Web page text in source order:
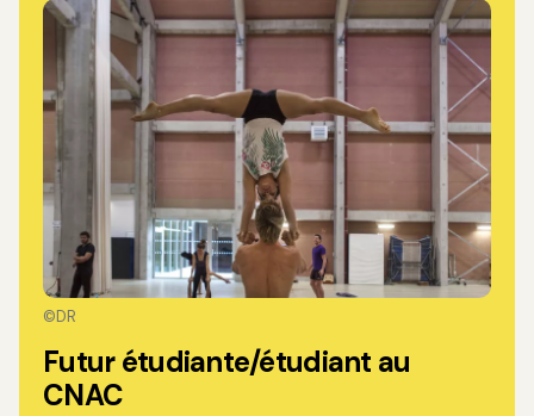
©DR
Futur étudiante/étudiant au
CNAC